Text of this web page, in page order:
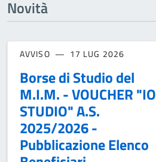
Novità
AVVISO 17 LUG 2026
Borse di Studio del
M.I.M. - VOUCHER "IO
STUDIO" A.S.
2025/2026 -
Pubblicazione Elenco